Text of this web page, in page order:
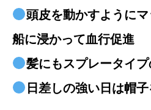
頭皮を動かすように
船に浸かって血行促進
髪にもスプレータイ
日差しの強い日は帽